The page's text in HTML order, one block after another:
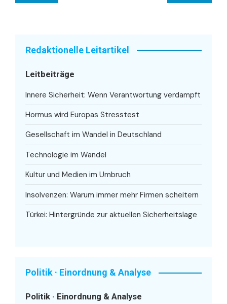
Redaktionelle Leitartikel
Leitbeiträge
Innere Sicherheit: Wenn Verantwortung verdampft
Hormus wird Europas Stresstest
Gesellschaft im Wandel in Deutschland
Technologie im Wandel
Kultur und Medien im Umbruch
Insolvenzen: Warum immer mehr Firmen scheitern
Türkei: Hintergründe zur aktuellen Sicherheitslage
Politik · Einordnung & Analyse
Politik · Einordnung & Analyse